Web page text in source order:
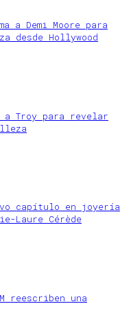
a Demi Moore para
Hollywood
a Troy para revelar
capítulo en joyería
Laure Cérède
reescriben una